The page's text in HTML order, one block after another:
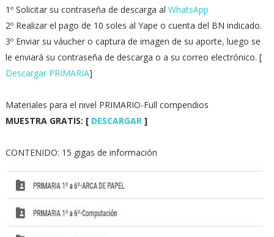
1º Solicitar su contraseña de descarga al WhatsApp
2º Realizar el pago de 10 soles al Yape o cuenta del BN indicado.
3º Enviar su váucher o captura de imagen de su aporte, luego se
le enviará su contraseña de descarga o a su correo electrónico. [
Descargar PRIMARIA]
Materiales para el nivel PRIMARIO-Full compendios
MUESTRA GRATIS: [ DESCARGAR]
CONTENIDO: 15 gigas de información